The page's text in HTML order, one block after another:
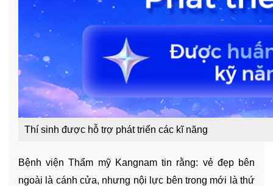
Thí sinh được hỗ trợ phát triển các kĩ năng
Bệnh viện Thẩm mỹ Kangnam tin rằng: vẻ đẹp bên
ngoài là cánh cửa, nhưng nội lực bên trong mới là thứ